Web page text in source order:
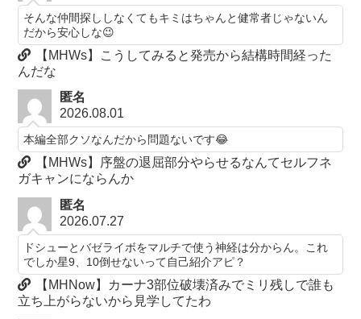
そんな仲間探ししなくてもキミはちゃんと健常者じゃないん
だから安心しな😉
【MHWs】こうしてみると発売から結構時間経った
んだな
匿名
2026.08.01
本編全部クソなんだから問題ないです😂
【MHWs】序盤の退屈部分やらせるなんてセルフネ
ガキャンにならんか
匿名
2026.07.27
ドシューとバゼライボをマルチで使う神経は分からん。これ
でしか星9、10倒せないって自己紹介アピ？
【MHNow】カーナ3部位破壊済みでミリ残しで誰も
立ち上がらないから見学してたわ